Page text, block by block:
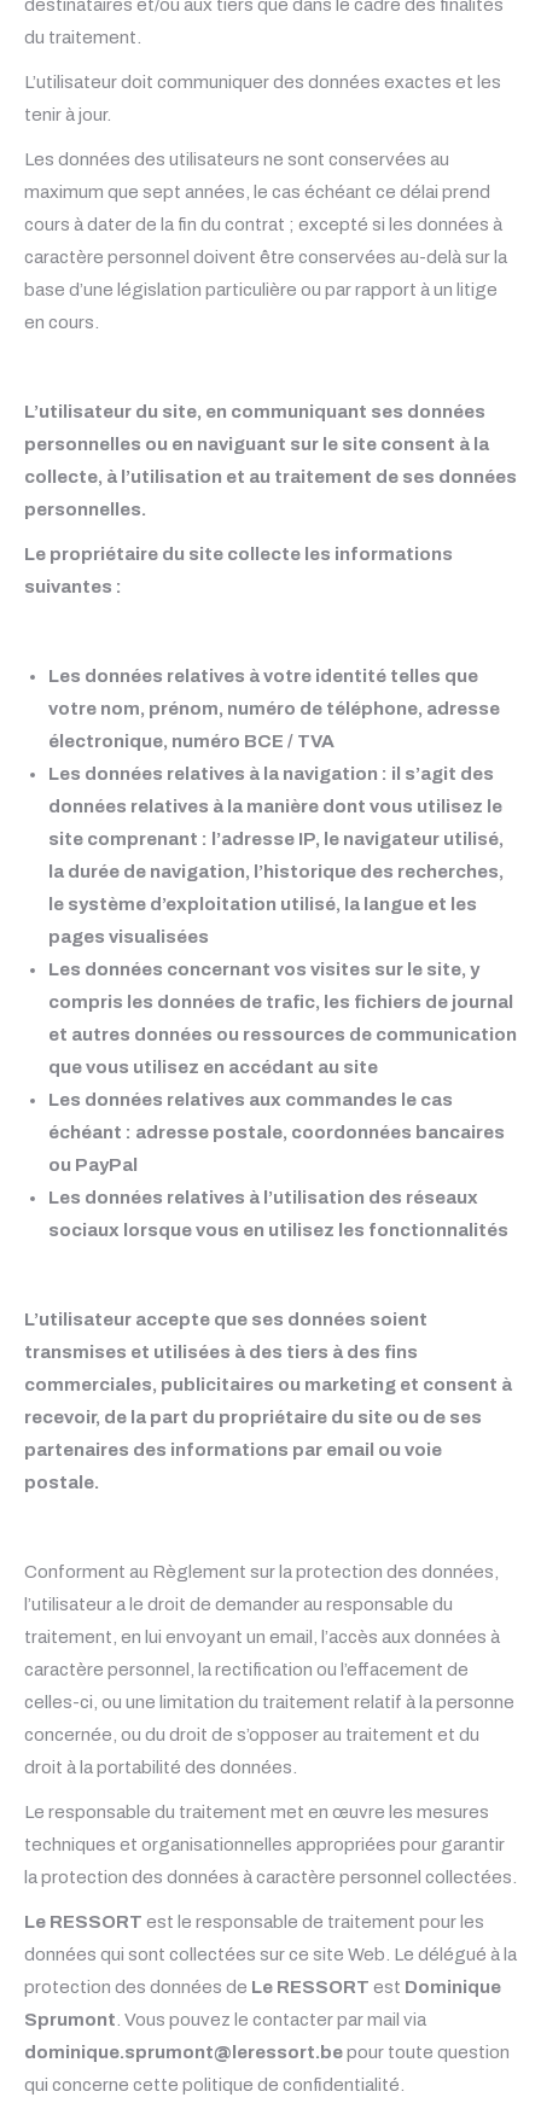
destinataires et/ou aux tiers que dans le cadre des finalités
du traitement.
L’utilisateur doit communiquer des données exactes et les
tenir à jour.
Les données des utilisateurs ne sont conservées au
maximum que sept années, le cas échéant ce délai prend
cours à dater de la fin du contrat ; excepté si les données à
caractère personnel doivent être conservées au-delà sur la
base d’une législation particulière ou par rapport à un litige
en cours.
L’utilisateur du site, en communiquant ses données
personnelles ou en naviguant sur le site consent à la
collecte, à l’utilisation et au traitement de ses données
personnelles.
Le propriétaire du site collecte les informations
suivantes :
Les données relatives à votre identité telles que
votre nom, prénom, numéro de téléphone, adresse
électronique, numéro BCE / TVA
Les données relatives à la navigation : il s’agit des
données relatives à la manière dont vous utilisez le
site comprenant : l’adresse IP, le navigateur utilisé,
la durée de navigation, l’historique des recherches,
le système d’exploitation utilisé, la langue et les
pages visualisées
Les données concernant vos visites sur le site, y
compris les données de trafic, les fichiers de journal
et autres données ou ressources de communication
que vous utilisez en accédant au site
Les données relatives aux commandes le cas
échéant : adresse postale, coordonnées bancaires
ou PayPal
Les données relatives à l’utilisation des réseaux
sociaux lorsque vous en utilisez les fonctionnalités
L’utilisateur accepte que ses données soient
transmises et utilisées à des tiers à des fins
commerciales, publicitaires ou marketing et consent à
recevoir, de la part du propriétaire du site ou de ses
partenaires des informations par email ou voie
postale.
Conforment au Règlement sur la protection des données,
l’utilisateur a le droit de demander au responsable du
traitement, en lui envoyant un email, l’accès aux données à
caractère personnel, la rectification ou l’effacement de
celles-ci, ou une limitation du traitement relatif à la personne
concernée, ou du droit de s’opposer au traitement et du
droit à la portabilité des données.
Le responsable du traitement met en œuvre les mesures
techniques et organisationnelles appropriées pour garantir
la protection des données à caractère personnel collectées.
Le RESSORT est le responsable de traitement pour les
données qui sont collectées sur ce site Web. Le délégué à la
protection des données de Le RESSORT est Dominique
Sprumont . Vous pouvez le contacter par mail via
dominique.sprumont@leressort.bepour toute question
qui concerne cette politique de confidentialité.